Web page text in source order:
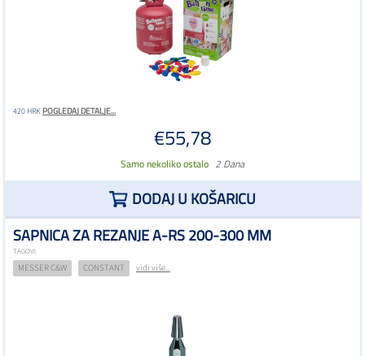
420 HRKPOGLEDAJ DETALJE...
€55,78
Samo nekoliko ostalo 2 Dana
DODAJ U KOŠARICU
SAPNICA ZA REZANJE A-RS 200-300 MM
TAGOVI:
MESSER C&W CONSTANT vidi više...